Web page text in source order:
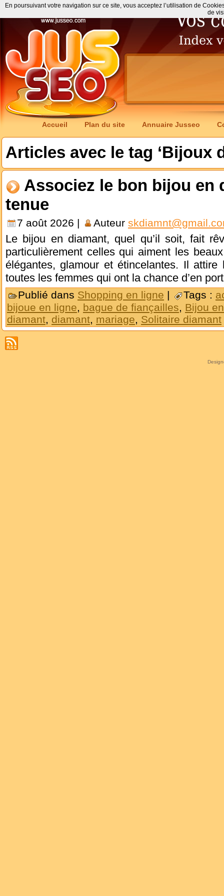
Accueil Plan du site Annuaire Jusseo
Articles avec le tag ‘Bijoux
Associez le bon bijou en
tenue
7 août 2026 | Auteur
Le bijou en diamant, quel qu’il soit, fait
particulièrement celles qui aiment les
élégantes, glamour et étincelantes. Il
toutes les femmes qui ont la chance d’en
Publié dans Shopping en ligne | Tags :
bijoue en ligne, bague de fiançailles, Bijou
diamant, diamant, mariage, Solitaire diamant
En poursuivant votre navigation sur ce site, vous acceptez l’utilisation de
de